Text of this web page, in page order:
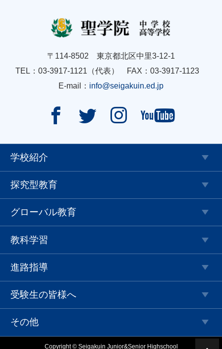
〒114-8502 東京都北区中里3-12-1
TEL：03-3917-1121（代表） FAX：03-3917-1123
E-mail： info@seigakuin.ed.jp
   
学校紹介
探究型教育
グローバル教育
教科学習
進路指導
受験生の皆様へ
その他
Copyright © Seigakuin Junior&Senior Highschool